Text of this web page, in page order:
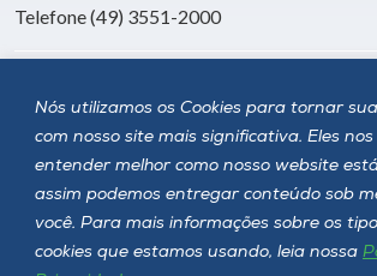
Nós utilizamos os Cookies para tornar
com nosso site mais significativa. Eles
entender melhor como nosso website
assim podemos entregar conteúdo sob
você. Para mais informações sobre os
cookies que estamos usando, leia nossa
Telefone (49) 3551-2000
Siga a Unoesc